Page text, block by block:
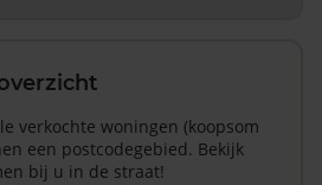
verkochte woningen (koopsom
een postcodegebied. Bekijk
bij u in de straat!